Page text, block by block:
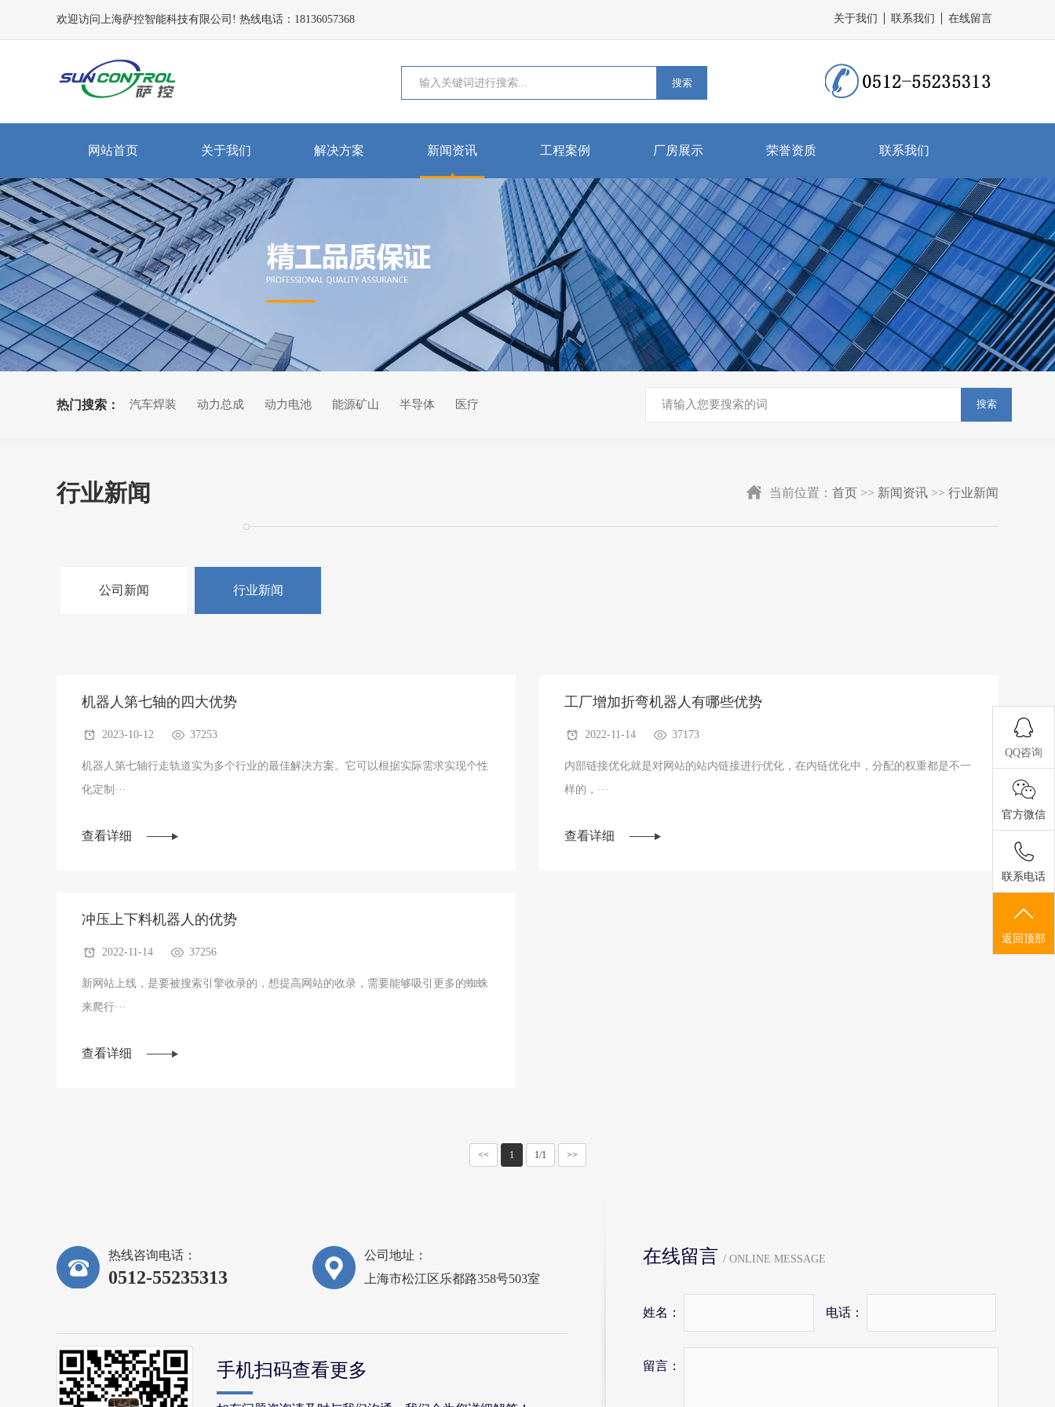
欢迎访问上海萨控智能科技有限公司! 热线电话：18136057368 关于我们 联系我们 在线留言
搜索
网站首页 关于我们 解决方案 新闻资讯 工程案例 厂房展示 荣誉资质 联系我们
热门搜索： 汽车焊装 动力总成 动力电池 能源矿山 半导体 医疗 搜索
行业新闻 当前位置： 首页 >> 新闻资讯 >> 行业新闻
公司新闻 行业新闻
机器人第七轴的四大优势
2023-10-12 37253
机器人第七轴行走轨道实为多个行业的最佳解决方案。它可以根据实际需求实现个性
化定制···
查看详细
工厂增加折弯机器人有哪些优势
2022-11-14 37173
内部链接优化就是对网站的站内链接进行优化，在内链优化中，分配的权重都是不一
样的，···
查看详细
冲压上下料机器人的优势
2022-11-14 37256
新网站上线，是要被搜索引擎收录的，想提高网站的收录，需要能够吸引更多的蜘蛛
来爬行···
查看详细
<< 1 1/1 >>
热线咨询电话：
0512-55235313
公司地址：
上海市松江区乐都路358号503室
手机扫码查看更多
在线留言 / ONLINE MESSAGE
姓名： 电话：
留言：
QQ咨询
官方微信
联系电话
返回顶部